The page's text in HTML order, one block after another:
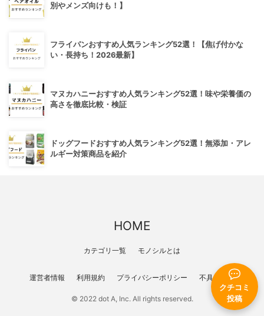
クチコミ
投稿
別やメンズ向けも！】
フライパンおすすめ人気ランキング52選！【焦げ付かな
い・長持ち！2026最新】
マヌカハニーおすすめ人気ランキング52選！味や栄養価の
高さを徹底比較・検証
ドッグフードおすすめ人気ランキング52選！無添加・アレ
ルギー対策商品を紹介
HOME
カテゴリ一覧 モノシルとは
運営者情報 利用規約 プライバシーポリシー 不具合報告
© 2022 dot A, Inc. All rights reserved.